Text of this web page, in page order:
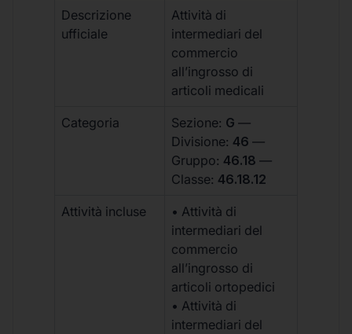
Descrizione
ufficiale
Attività di
intermediari del
commercio
all’ingrosso di
articoli medicali
Categoria Sezione: G —
Divisione: 46 —
Gruppo: 46.18 —
Classe: 46.18.12
Attività incluse
• Attività di
intermediari del
commercio
all’ingrosso di
articoli ortopedici
• Attività di
intermediari del